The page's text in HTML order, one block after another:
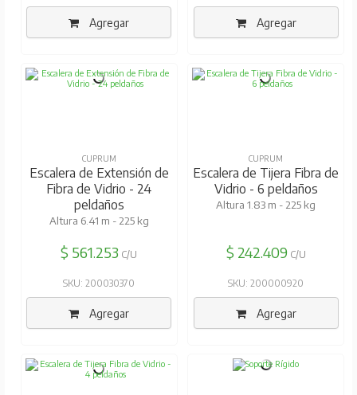
Agregar Agregar
CUPRUM
Escalera de Extensión de
Fibra de Vidrio - 24
peldaños
Altura 6.41 m - 225 kg
$ 561.253 C/U
SKU: 200030370
Agregar
CUPRUM
Escalera de Tijera Fibra de
Vidrio - 6 peldaños
Altura 1.83 m - 225 kg
$ 242.409 C/U
SKU: 200000920
Agregar